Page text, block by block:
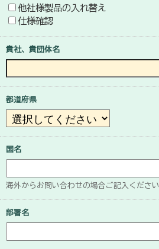
他社様製品の入れ替え
仕様確認
貴社、貴団体名
都道府県
国名
海外からお問い合わせの場合ご記入ください
部署名